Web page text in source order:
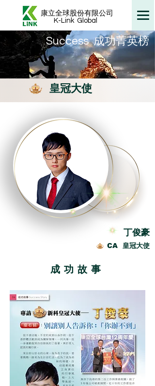
康立全球股份有限公司
K-Link Global
​Success 成功菁英榜
皇冠大使
丁俊豪
CA 皇冠大使
成功故事